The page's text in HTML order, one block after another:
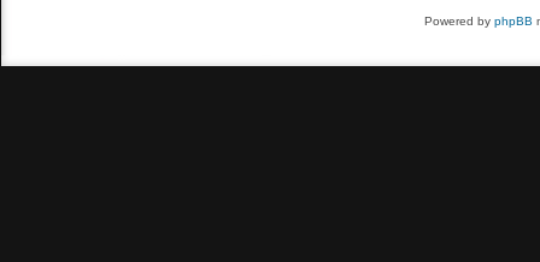
Powered by phpBB